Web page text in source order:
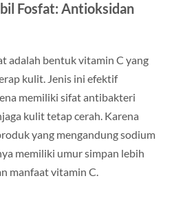
Fosfat: Antioksidan
adalah bentuk vitamin C yang
kulit. Jenis ini efektif
memiliki sifat antibakteri
kulit tetap cerah. Karena
yang mengandung sodium
memiliki umur simpan lebih
manfaat vitamin C.